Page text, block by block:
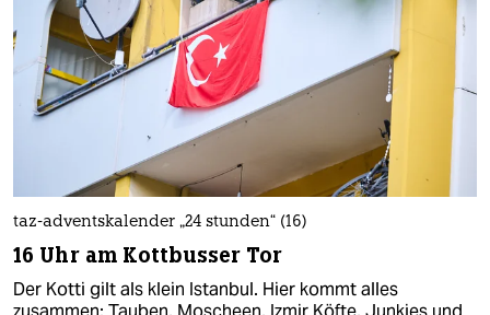
taz-adventskalender „24 stunden“ (16)
16 Uhr am Kottbusser Tor
Der Kotti gilt als klein Istanbul. Hier kommt alles